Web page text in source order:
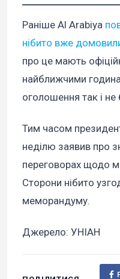
Раніше Al Arabiya
нібито вже
про це мають
найближчими
оголошення так і не
Тим часом
неділю заявив про
переговорах щодо
Сторони нібито
меморандуму.
Джерело: УНІАН